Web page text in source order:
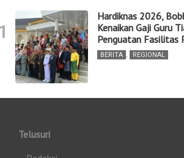
Hardiknas 2026,
Kenaikan Gaji Guru
Penguatan Fasilitas
BERITA , REGIONAL
Telusuri